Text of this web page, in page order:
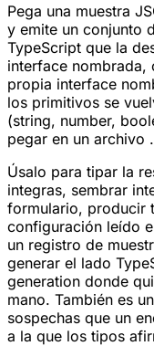
Pega una muestra
y emite un conjunto
TypeScript que la
interface nombrada,
propia interface
los primitivos se
(string, number,
pegar en un archivo
Úsalo para tipar la
integras, sembrar
formulario, producir
configuración leído
un registro de
generar el lado
generation donde
mano. También es
sospechas que un
a la que los tipos